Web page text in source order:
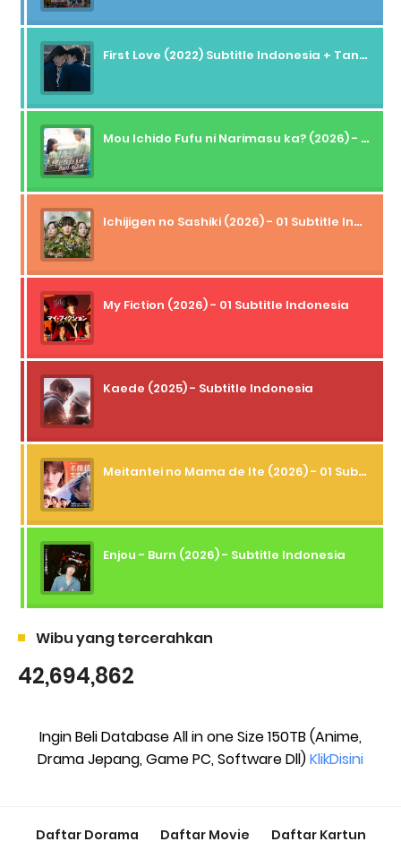
First Love (2022) Subtitle Indonesia + Tanpa Iklan + Streaming + 1080p
Mou Ichido Fufu ni Narimasu ka? (2026) - 01 Subtitle Indonesia
Ichijigen no Sashiki (2026) - 01 Subtitle Indonesia
My Fiction (2026) - 01 Subtitle Indonesia
Kaede (2025) - Subtitle Indonesia
Meitantei no Mama de Ite (2026) - 01 Subtitle Indonesia
Enjou - Burn (2026) - Subtitle Indonesia
Wibu yang tercerahkan
42,694,862
Ingin Beli Database All in one Size 150TB (Anime,
Drama Jepang, Game PC, Software Dll)KlikDisini
Daftar Dorama Daftar Movie Daftar Kartun